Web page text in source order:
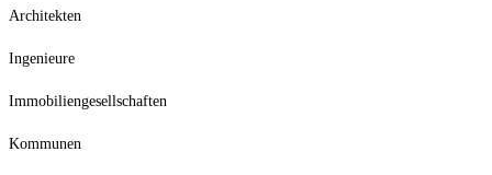
Architekten
Ingenieure
Immobiliengesellschaften
Kommunen